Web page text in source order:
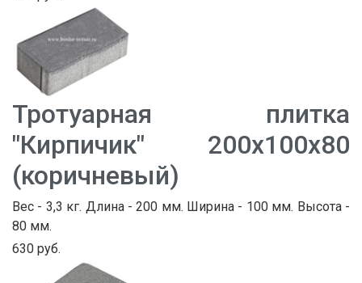
Тротуарная плитка
"Кирпичик" 200х100х80
(коричневый)
Вес - 3,3 кг. Длина - 200 мм. Ширина - 100 мм. Высота -
80 мм.
630 руб.